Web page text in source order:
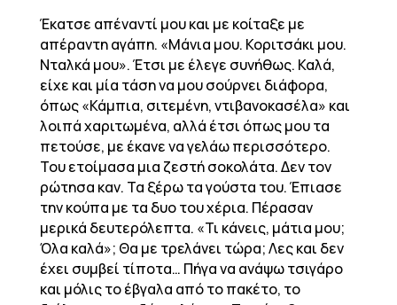
Έκατσε απέναντί μου και με κοίταξε με
απέραντη αγάπη. «Μάνια μου. Κοριτσάκι μου.
Νταλκά μου». Έτσι με έλεγε συνήθως. Καλά,
είχε και μία τάση να μου σούρνει διάφορα,
όπως «Κάμπια, σιτεμένη, ντιβανοκασέλα» και
λοιπά χαριτωμένα, αλλά έτσι όπως μου τα
πετούσε, με έκανε να γελάω περισσότερο.
Του ετοίμασα μια ζεστή σοκολάτα. Δεν τον
ρώτησα καν. Τα ξέρω τα γούστα του. Έπιασε
την κούπα με τα δυο του χέρια. Πέρασαν
μερικά δευτερόλεπτα. «Τι κάνεις, μάτια μου;
Όλα καλά»; Θα με τρελάνει τώρα; Λες και δεν
έχει συμβεί τίποτα… Πήγα να ανάψω τσιγάρο
και μόλις το έβγαλα από το πακέτο, το